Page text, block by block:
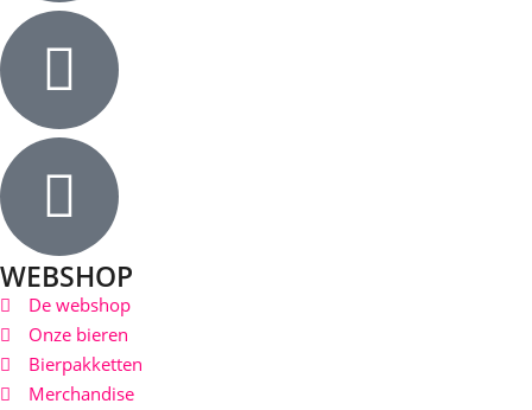
WEBSHOP
De webshop
Onze bieren
Bierpakketten
Merchandise